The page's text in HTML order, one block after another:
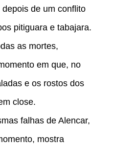
de um conflito
pitiguara e tabajara.
as mortes,
em que, no
e os rostos dos
close.
falhas de Alencar,
mostra